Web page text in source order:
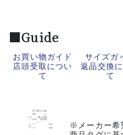
■Guide
お買い物ガイド サイズガ
店頭受取につい
て
返品交換
て
※メーカー希